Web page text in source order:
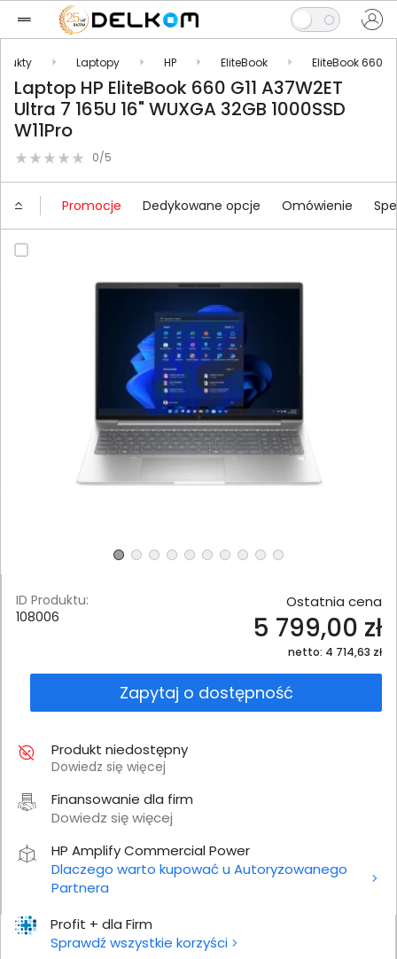
Laptopy HP EliteBook EliteBook 660
Laptop HP EliteBook 660 G11 A37W2ET
Ultra 7 165U 16" WUXGA 32GB 1000SSD
W11Pro
0/5
Promocje Dedykowane opcje Omówienie
Profit + dla Firm
Sprawdź wszystkie korzyści
ID Produktu:
108006
Ostatnia cena
5 799,00 zł
netto: 4 714,63 zł
Zapytaj o dostępność
Produkt niedostępny
Dowiedz się więcej
Finansowanie dla firm
Dowiedz się więcej
HP Amplify Commercial Power
Dlaczego warto kupować u Autoryzowanego
Partnera